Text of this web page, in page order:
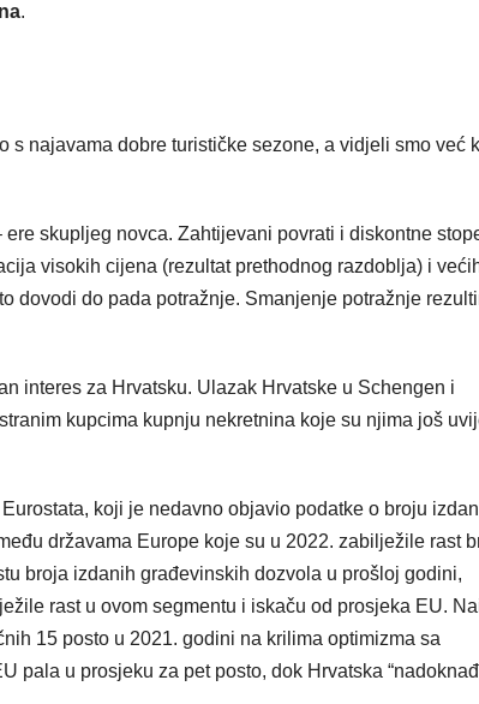
.
najavama dobre turističke sezone, a vidjeli smo već
skupljeg novca. Zahtijevani povrati i diskontne
visokih cijena (rezultat prethodnog razdoblja) i
dovodi do pada potražnje. Smanjenje potražnje
interes za Hrvatsku. Ulazak Hrvatske u Schengen i
kupcima kupnju nekretnina koje su njima još
koji je nedavno objavio podatke o broju
državama Europe koje su u 2022. zabilježile rast
broja izdanih građevinskih dozvola u prošloj godini,
rast u ovom segmentu i iskaču od prosjeka EU.
15 posto u 2021. godini na krilima optimizma sa
u prosjeku za pet posto, dok Hrvatska